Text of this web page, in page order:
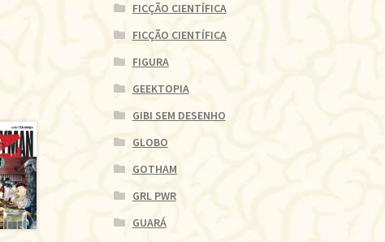
FICÇÃO CIENTÍFICA
FICÇÃO CIENTÍFICA
FIGURA
GEEKTOPIA
GIBI SEM DESENHO
GLOBO
GOTHAM
GRL PWR
GUARÁ